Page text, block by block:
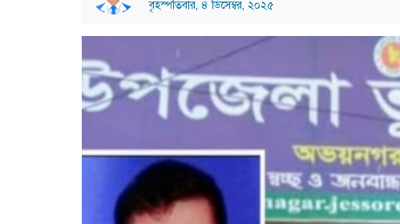
বৃহস্পতিবার, ৪ ডিসেম্বর, ২০২৫